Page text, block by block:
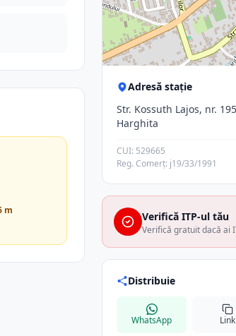
m
Adresă stație
Str. Kossuth Lajos, nr.
Harghita
CUI: 529665
Reg. Comerț: j19/33/1991
Verifică ITP-ul tău
Verifică gratuit dacă ai
Distribuie
WhatsApp Link